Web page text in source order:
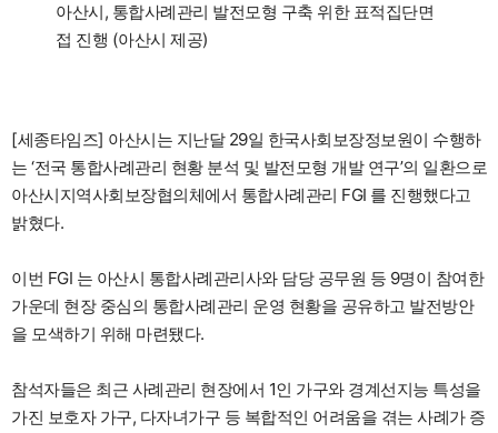
아산시, 통합사례관리 발전모형 구축 위한 표적집단면
접 진행 (아산시 제공)
[세종타임즈] 아산시는 지난달 29일 한국사회보장정보원이 수행하
는 ‘전국 통합사례관리 현황 분석 및 발전모형 개발 연구’의 일환으로
아산시지역사회보장협의체에서 통합사례관리 FGI 를 진행했다고
밝혔다.
이번 FGI 는 아산시 통합사례관리사와 담당 공무원 등 9명이 참여한
가운데 현장 중심의 통합사례관리 운영 현황을 공유하고 발전방안
을 모색하기 위해 마련됐다.
참석자들은 최근 사례관리 현장에서 1인 가구와 경계선지능 특성을
가진 보호자 가구, 다자녀가구 등 복합적인 어려움을 겪는 사례가 증